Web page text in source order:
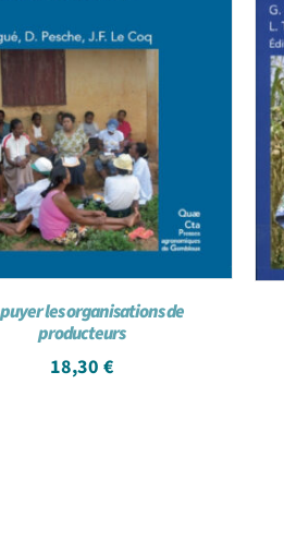
les organisations de
producteurs
18,30 €